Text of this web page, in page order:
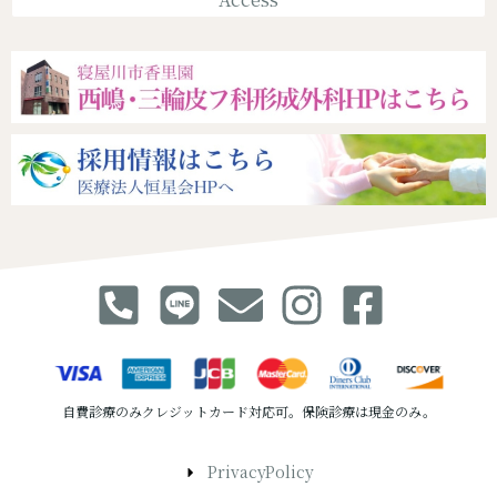
自費診療のみクレジットカード対応可。保険診療は現金のみ。
PrivacyPolicy